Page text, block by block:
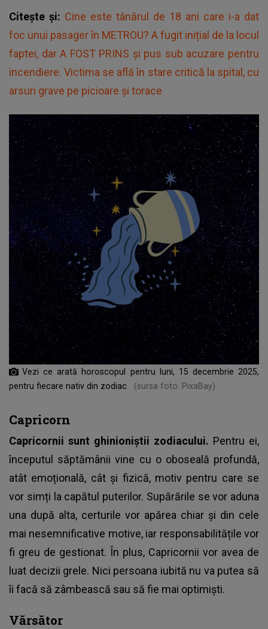
Citește și: Cine este tânărul de 18 ani care i-a dat
foc unui pasager în METROU? A fugit inițial de la locul
faptei, dar A FOST PRINS și pus sub acuzare pentru
incendiere. Victima se află în stare critică la spital, cu
arsuri grave pe picioare și torace
Vezi ce arată horoscopul pentru luni, 15 decembrie 2025,
pentru fiecare nativ din zodiac
(sursa foto: PixaBay)
Capricorn
Capricornii sunt ghinioniștii zodiacului. Pentru ei,
începutul săptămânii vine cu o oboseală profundă,
atât emoțională, cât și fizică, motiv pentru care se
vor simți la capătul puterilor. Supărările se vor aduna
una după alta, certurile vor apărea chiar și din cele
mai nesemnificative motive, iar responsabilitățile vor
fi greu de gestionat. În plus, Capricornii vor avea de
luat decizii grele. Nici persoana iubită nu va putea să
îi facă să zâmbească sau să fie mai optimiști.
Vărsător